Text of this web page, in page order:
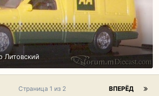
Литовский
ВПЕРЁД
Страница 1 из 2